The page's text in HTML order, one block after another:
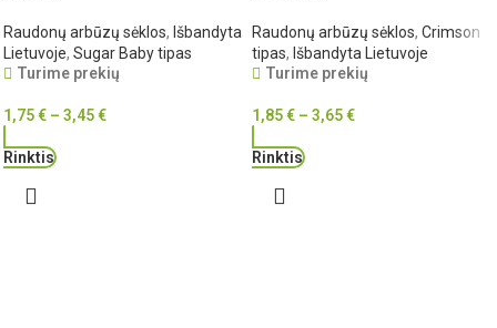
Raudonų arbūzų sėklos, Išbandyta
Lietuvoje, Sugar Baby tipas
Turime prekių
1,75€ – 3,45€
Rinktis
Raudonų arbūzų sėklos, Crimson
tipas, Išbandyta Lietuvoje
Turime prekių
1,85€ – 3,65€
Rinktis